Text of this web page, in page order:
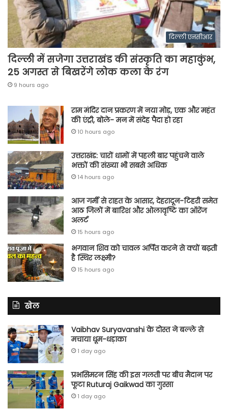
दिल्ली एनसीआर
दिल्ली में सजेगा उत्तराखंड की संस्कृति का महाकुंभ,
25 अगस्त से बिखरेंगे लोक कला के रंग
9 hours ago
राम मंदिर दान प्रकरण में नया मोड़, एक और महंत
की एंट्री, बोले- मन में संदेह पैदा हो रहा
10 hours ago
उत्तराखंड: चारों धामों में पहली बार पहुंचने वाले
भक्तों की संख्या भी सबसे अधिक
14 hours ago
आज गर्मी से राहत के आसार, देहरादून-टिहरी समेत
आठ जिलों में बारिश और ओलावृष्टि का ऑरेंज
अलर्ट
15 hours ago
भगवान शिव को चावल अर्पित करने से क्यों बढ़ती
है स्थिर लक्ष्मी?
15 hours ago
खेल
Vaibhav Suryavanshi के दोस्त ने बल्ले से
मचाया धूम-धड़ाका
1 day ago
प्रभसिमरन सिंह की इस गलती पर बीच मैदान पर
फूटा Ruturaj Gaikwad का गुस्सा
1 day ago